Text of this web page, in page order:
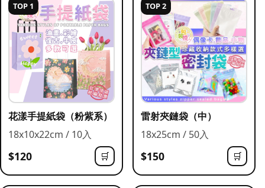
TOP 1
花漾手提紙袋（粉紫系）
18x10x22cm / 10入
$120 🛒
TOP 2
雷射夾鏈袋（中）
18x25cm / 50入
$150 🛒